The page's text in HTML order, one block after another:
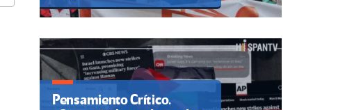
Pensamiento Crítico.